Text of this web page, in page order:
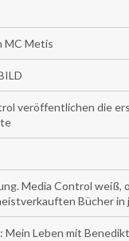
MC Metis
veröffentlichen die
Media Control weiß,
Bücher in
Mein Leben mit